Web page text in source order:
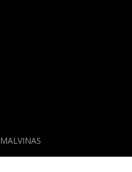
MALVINAS